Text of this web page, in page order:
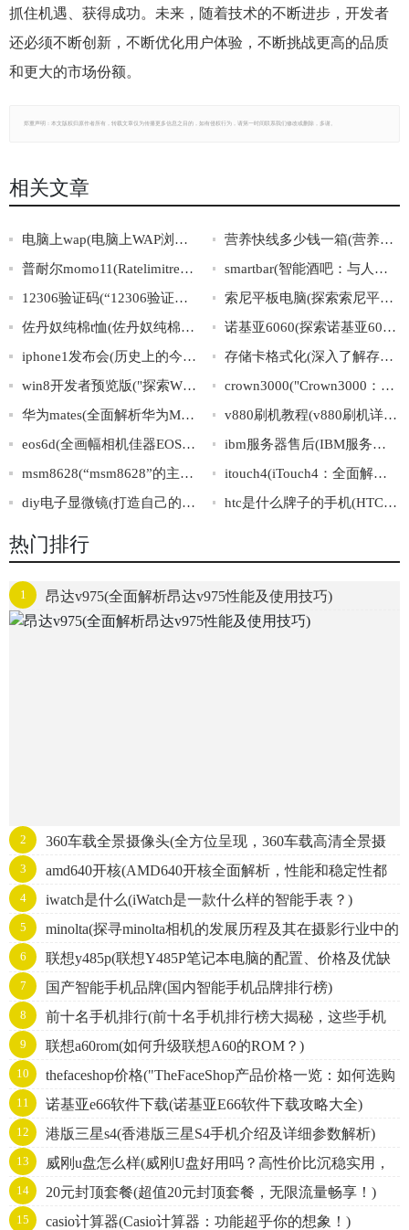
抓住机遇、获得成功。未来，随着技术的不断进步，开发者
还必须不断创新，不断优化用户体验，不断挑战更高的品质
和更大的市场份额。
郑重声明：本文版权归原作者所有，转载文章仅为传播更多信息之目的，如有侵权行为，请第一时间联系我们修改或删除，多谢。
相关文章
电脑上wap(电脑上WAP浏览器如何设置)
营养快线多少钱一箱(营养快线一箱多少钱？价格揭秘！)
普耐尔momo11(Ratelimitreachedfordefault-gpt-3.5-turboinorganizationorg-mQGBEZsfd3sA
smartbar(智能酒吧：与人工智能共享一杯美酒)
12306验证码(“12306验证码”是如何应对机器识别的？)
索尼平板电脑(探索索尼平板电脑的优势与劣势)
佐丹奴纯棉t恤(佐丹奴纯棉T恤：穿上自然舒适，呵护健康肌肤)
诺基亚6060(探索诺基亚6060的光辉历程)
iphone1发布会(历史上的今天：iphone1首次亮相，开启智能手机革命)
存储卡格式化(深入了解存储卡格式化技巧在线指南)
win8开发者预览版("探索WIN8开发者预览版：全方位解析Windows8的新特性与开发技巧")
crown3000("Crown3000：尘封的古代文明之谜")
华为mates(全面解析华为MateS：内外兼备，让你尽情体验智能生活)
v880刷机教程(v880刷机详细步骤，快速安装指南)
eos6d(全画幅相机佳器EOS6D，你值得拥有。)
ibm服务器售后(IBM服务器售后维修服务，专业可靠的服务商推荐)
msm8628(“msm8628”的主要特点及应用领域介绍)
itouch4(iTouch4：全面解析四代iPodTouch技术规格与历史发展)
diy电子显微镜(打造自己的DIY电子显微镜：从零开始！)
htc是什么牌子的手机(HTC手机是哪个品牌？)
热门排行
1 昂达v975(全面解析昂达v975性能及使用技巧)
2
360车载全景摄像头(全方位呈现，360车载高清全景摄
像头，全视角无盲区，安装简单，行车无忧！)
3
amd640开核(AMD640开核全面解析，性能和稳定性都
不得不看！)
4 iwatch是什么(iWatch是一款什么样的智能手表？)
5
minolta(探寻minolta相机的发展历程及其在摄影行业中的
地位)
6
联想y485p(联想Y485P笔记本电脑的配置、价格及优缺
点分析。)
7 国产智能手机品牌(国内智能手机品牌排行榜)
8
前十名手机排行(前十名手机排行榜大揭秘，这些手机
值不值得入手？)
9 联想a60rom(如何升级联想A60的ROM？)
10
thefaceshop价格("TheFaceShop产品价格一览：如何选购
最划算的护肤品？")
11 诺基亚e66软件下载(诺基亚E66软件下载攻略大全)
12 港版三星s4(香港版三星S4手机介绍及详细参数解析)
13
威刚u盘怎么样(威刚U盘好用吗？高性价比沉稳实用，
值得推荐！)
14 20元封顶套餐(超值20元封顶套餐，无限流量畅享！)
15 casio计算器(Casio计算器：功能超乎你的想象！)